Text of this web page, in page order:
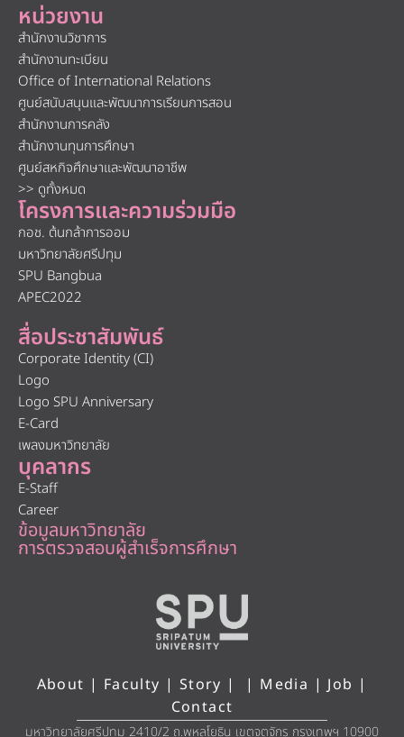
หน่วยงาน
สำนักงานวิชาการ
สำนักงานทะเบียน
Office of International Relations
ศูนย์สนับสนุนและพัฒนาการเรียนการสอน
สำนักงานการคลัง
สำนักงานทุนการศึกษา
ศูนย์สหกิจศึกษาและพัฒนาอาชีพ
>> ดูทั้งหมด
โครงการและความร่วมมือ
กอช. ต้นกล้าการออม
มหาวิทยาลัยศรีปทุม
SPU Bangbua
APEC2022
สื่อประชาสัมพันธ์
Corporate Identity (CI)
Logo
Logo SPU Anniversary
E-Card
เพลงมหาวิทยาลัย
บุคลากร
E-Staff
Career
ข้อมูลมหาวิทยาลัย
การตรวจสอบผู้สำเร็จการศึกษา
About | Faculty | Story | | Media |Job |
Contact
มหาวิทยาลัยศรีปทุม 2410/2 ถ.พหลโยธิน เขตจตุจักร กรุงเทพฯ 10900